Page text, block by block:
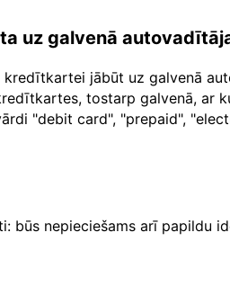
uz galvenā
jābūt uz galvenā
tostarp galvenā, ar
"debit card", "prepaid",
būs nepieciešams arī papildu